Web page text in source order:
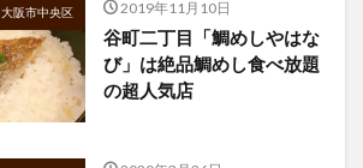
大阪市中央区 2019年11月10日
谷町二丁目「鯛めしやはな
び」は絶品鯛めし食べ放題
の超人気店